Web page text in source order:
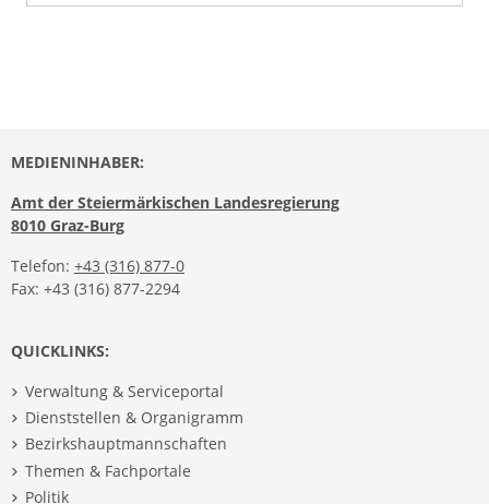
MEDIENINHABER:
Amt der Steiermärkischen Landesregierung
8010 Graz-Burg
Telefon: +43 (316) 877-0
Fax: +43 (316) 877-2294
QUICKLINKS:
Verwaltung & Serviceportal
Dienststellen & Organigramm
Bezirkshauptmannschaften
Themen & Fachportale
Politik